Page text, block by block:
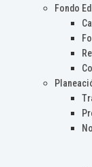
Fondo